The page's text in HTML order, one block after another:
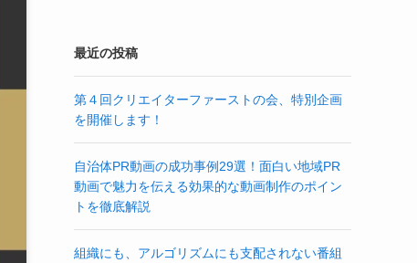
最近の投稿
第４回クリエイターファーストの会、特別企画
を開催します！
自治体PR動画の成功事例29選！面白い地域PR
動画で魅力を伝える効果的な動画制作のポイン
トを徹底解説
組織にも、アルゴリズムにも支配されない番組